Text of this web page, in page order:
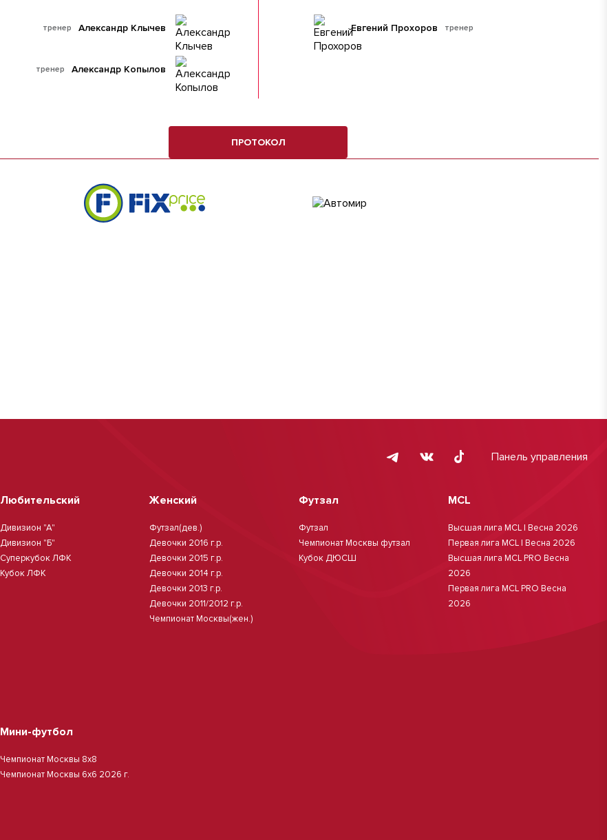
тренер Александр Клычев
тренер Александр Копылов
тренер
Евгений Прохоров
ПРОТОКОЛ
Панель управления
Любительский
Дивизион "А"
Дивизион "Б"
Суперкубок ЛФК
Кубок ЛФК
Женский
Футзал(дев.)
Девочки 2016 г.р.
Девочки 2015 г.р.
Девочки 2014 г.р.
Девочки 2013 г.р.
Девочки 2011/2012 г.р.
Чемпионат Москвы(жен.)
Футзал
Футзал
Чемпионат Москвы футзал
Кубок ДЮСШ
MCL
Высшая лига MCL | Весна 2026
Первая лига MCL | Весна 2026
Высшая лига MCL PRO Весна
2026
Первая лига MCL PRO Весна
2026
Мини-футбол
Чемпионат Москвы 8х8
Чемпионат Москвы 6х6 2026 г.